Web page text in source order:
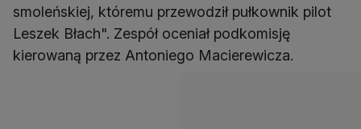
smoleńskiej, któremu przewodził pułkownik pilot
Leszek Błach". Zespół oceniał podkomisję